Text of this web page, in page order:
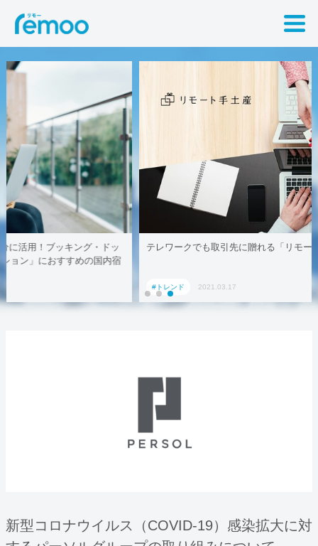
テレワークでも取引先に贈れる「リモート手土産」、AoyamaLab
新型コロナウイルス（COVID-19）感染拡大に対